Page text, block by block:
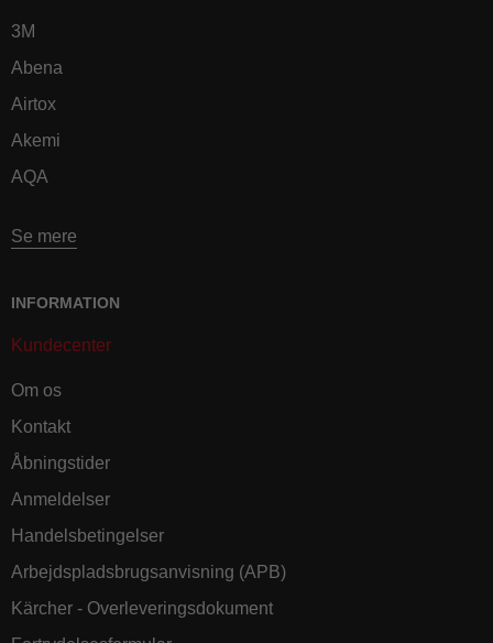
3M
Abena
Airtox
Akemi
AQA
Se mere
INFORMATION
Kundecenter
Om os
Kontakt
Åbningstider
Anmeldelser
Handelsbetingelser
Arbejdspladsbrugsanvisning (APB)
Kärcher - Overleveringsdokument